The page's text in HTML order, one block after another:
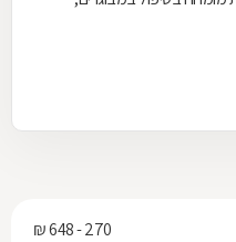
270 - 648 ₪